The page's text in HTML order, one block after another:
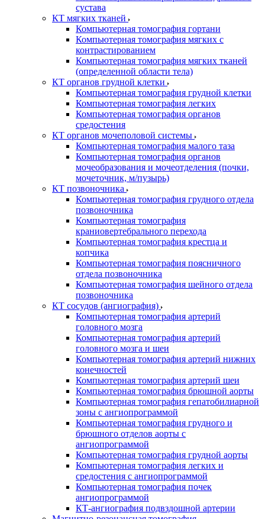
сустава
КТ мягких тканей
Компьютерная томография гортани
Компьютерная томография мягких с
контрастированием
Компьютерная томография мягких тканей
(определенной области тела)
КТ органов грудной клетки
Компьютерная томография грудной клетки
Компьютерная томография легких
Компьютерная томография органов
средостения
КТ органов мочеполовой системы
Компьютерная томография малого таза
Компьютерная томография органов
мочеобразования и мочеотделения (почки,
мочеточник, м/пузырь)
КТ позвоночника
Компьютерная томография грудного отдела
позвоночника
Компьютерная томография
краниовертебрального перехода
Компьютерная томография крестца и
копчика
Компьютерная томография поясничного
отдела позвоночника
Компьютерная томография шейного отдела
позвоночника
КТ сосудов (ангиография)
Компьютерная томография артерий
головного мозга
Компьютерная томография артерий
головного мозга и шеи
Компьютерная томография артерий нижних
конечностей
Компьютерная томография артерий шеи
Компьютерная томография брюшной аорты
Компьютерная томография гепатобилиарной
зоны с ангиопрограммой
Компьютерная томография грудного и
брюшного отделов аорты с
ангиопрограммой
Компьютерная томография грудной аорты
Компьютерная томография легких и
средостения с ангиопрограммой
Компьютерная томография почек
ангиопрограммой
КТ-ангиография подвздошной артерии